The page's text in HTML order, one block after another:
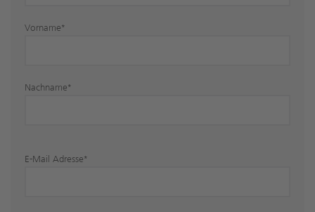
Vorname*
Nachname*
E-Mail Adresse*